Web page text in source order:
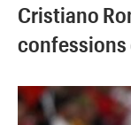
Cristiano
confessions